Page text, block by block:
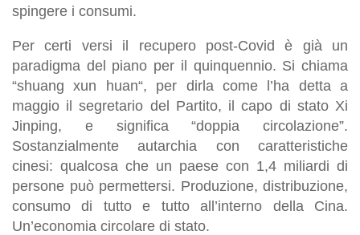
spingere i consumi.
Per certi versi il recupero post-Covid è già un
paradigma del piano per il quinquennio. Si chiama
“shuang xun huan“, per dirla come l’ha detta a
maggio il segretario del Partito, il capo di stato Xi
Jinping, e significa “doppia circolazione”.
Sostanzialmente autarchia con caratteristiche
cinesi: qualcosa che un paese con 1,4 miliardi di
persone può permettersi. Produzione, distribuzione,
consumo di tutto e tutto all’interno della Cina.
Un’economia circolare di stato.